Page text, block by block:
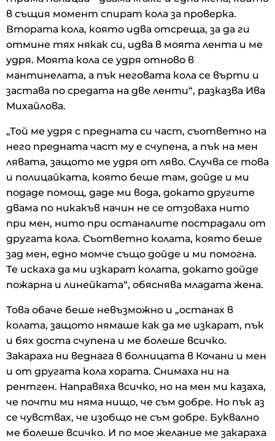
в същия момент спират кола за проверка.
Втората кола, която идва отсреща, за да ги
отмине тях някак си, идва в моята лента и ме
удря. Моята кола се удря отново в
мантинелата, а пък неговата кола се върти и
застава по средата на две ленти“, разказва Ива
Михайлова.
„Той ме удря с предната си част, съответно на
него предната част му е счупена, а пък на мен
лявата, защото ме удря от ляво. Случва се това
и полицайката, която беше там, дойде и ми
подаде помощ, даде ми вода, докато другите
двама по никакъв начин не се отзоваха нито
при мен, нито при останалите пострадали от
другата кола. Съответно колата, която беше
зад мен, едно момче също дойде и ми помогна.
Те искаха да ми изкарат колата, докато дойде
пожарна и линейката“, обяснява младата жена.
Това обаче беше невъзможно и „останах в
колата, защото нямаше как да ме изкарат, пък
и бях доста счупена и ме болеше всичко.
Закараха ни веднага в болницата в Кочани и мен
и от другата кола хората. Снимаха ни на
рентген. Направяха всичко, но на мен ми казаха,
че почти ми няма нищо, че съм добре. Но пък аз
се чувствах, че изобщо не съм добре. Буквално
ме болеше всичко. И по мое желание ме закараха